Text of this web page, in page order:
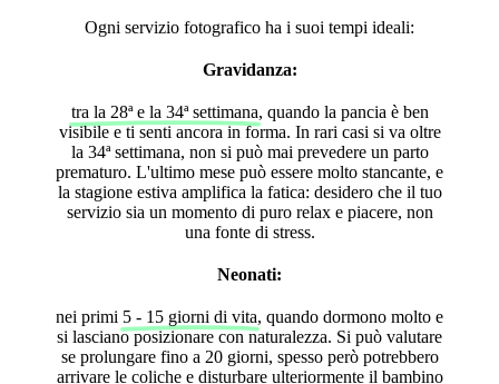
Ogni servizio fotografico ha i suoi tempi ideali:
Gravidanza:
tra la 28ª e la 34ª settimana, quando la pancia è ben
visibile e ti senti ancora in forma. In rari casi si va oltre
la 34ª settimana, non si può mai prevedere un parto
prematuro. L'ultimo mese può essere molto stancante, e
la stagione estiva amplifica la fatica: desidero che il tuo
servizio sia un momento di puro relax e piacere, non
una fonte di stress.
Neonati:
nei primi 5 - 15 giorni di vita, quando dormono molto e
si lasciano posizionare con naturalezza. Si può valutare
se prolungare fino a 20 giorni, spesso però potrebbero
arrivare le coliche e disturbare ulteriormente il bambino